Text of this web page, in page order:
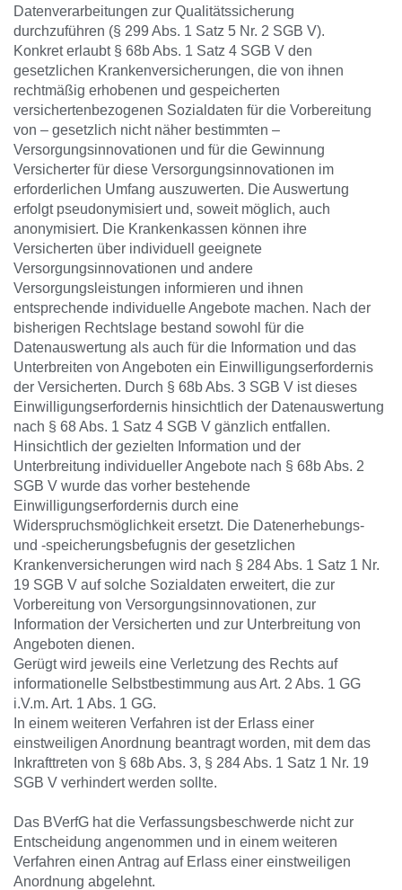
Datenverarbeitungen zur Qualitätssicherung
durchzuführen (§ 299 Abs. 1 Satz 5 Nr. 2 SGB V).
Konkret erlaubt § 68b Abs. 1 Satz 4 SGB V den
gesetzlichen Krankenversicherungen, die von ihnen
rechtmäßig erhobenen und gespeicherten
versichertenbezogenen Sozialdaten für die Vorbereitung
von – gesetzlich nicht näher bestimmten –
Versorgungsinnovationen und für die Gewinnung
Versicherter für diese Versorgungsinnovationen im
erforderlichen Umfang auszuwerten. Die Auswertung
erfolgt pseudonymisiert und, soweit möglich, auch
anonymisiert. Die Krankenkassen können ihre
Versicherten über individuell geeignete
Versorgungsinnovationen und andere
Versorgungsleistungen informieren und ihnen
entsprechende individuelle Angebote machen. Nach der
bisherigen Rechtslage bestand sowohl für die
Datenauswertung als auch für die Information und das
Unterbreiten von Angeboten ein Einwilligungserfordernis
der Versicherten. Durch § 68b Abs. 3 SGB V ist dieses
Einwilligungserfordernis hinsichtlich der Datenauswertung
nach § 68 Abs. 1 Satz 4 SGB V gänzlich entfallen.
Hinsichtlich der gezielten Information und der
Unterbreitung individueller Angebote nach § 68b Abs. 2
SGB V wurde das vorher bestehende
Einwilligungserfordernis durch eine
Widerspruchsmöglichkeit ersetzt. Die Datenerhebungs-
und -speicherungsbefugnis der gesetzlichen
Krankenversicherungen wird nach § 284 Abs. 1 Satz 1 Nr.
19 SGB V auf solche Sozialdaten erweitert, die zur
Vorbereitung von Versorgungsinnovationen, zur
Information der Versicherten und zur Unterbreitung von
Angeboten dienen.
Gerügt wird jeweils eine Verletzung des Rechts auf
informationelle Selbstbestimmung aus Art. 2 Abs. 1 GG
i.V.m. Art. 1 Abs. 1 GG.
In einem weiteren Verfahren ist der Erlass einer
einstweiligen Anordnung beantragt worden, mit dem das
Inkrafttreten von § 68b Abs. 3, § 284 Abs. 1 Satz 1 Nr. 19
SGB V verhindert werden sollte.
Das BVerfG hat die Verfassungsbeschwerde nicht zur
Entscheidung angenommen und in einem weiteren
Verfahren einen Antrag auf Erlass einer einstweiligen
Anordnung abgelehnt.